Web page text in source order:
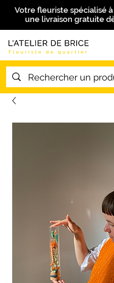
Votre fleuriste spécialisé
une livraison gratuite